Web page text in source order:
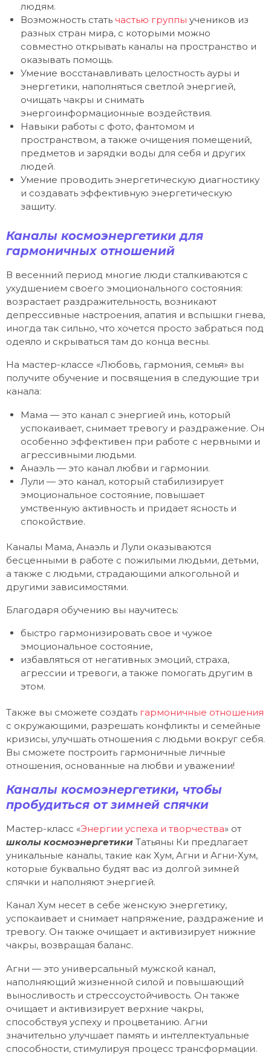
людям.
Возможность статьчастью группы учеников из
разных стран мира, с которыми можно
совместно открывать каналы на пространство и
оказывать помощь.
Умение восстанавливать целостность ауры и
энергетики, наполняться светлой энергией,
очищать чакры и снимать
энергоинформационные воздействия.
Навыки работы с фото, фантомом и
пространством, а также очищения помещений,
предметов и зарядки воды для себя и других
людей.
Умение проводить энергетическую диагностику
и создавать эффективную энергетическую
защиту.
Каналы космоэнергетики для
гармоничных отношений
В весенний период многие люди сталкиваются с
ухудшением своего эмоционального состояния:
возрастает раздражительность, возникают
депрессивные настроения, апатия и вспышки гнева,
иногда так сильно, что хочется просто забраться под
одеяло и скрываться там до конца весны.
На мастер-классе «Любовь, гармония, семья» вы
получите обучение и посвящения в следующие три
канала:
Мама — это канал с энергией инь, который
успокаивает, снимает тревогу и раздражение. Он
особенно эффективен при работе с нервными и
агрессивными людьми.
Анаэль — это канал любви и гармонии.
Лули — это канал, который стабилизирует
эмоциональное состояние, повышает
умственную активность и придает ясность и
спокойствие.
Каналы Мама, Анаэль и Лули оказываются
бесценными в работе с пожилыми людьми, детьми,
а также с людьми, страдающими алкогольной и
другими зависимостями.
Благодаря обучению вы научитесь:
быстро гармонизировать свое и чужое
эмоциональное состояние,
избавляться от негативных эмоций, страха,
агрессии и тревоги, а также помогать другим в
этом.
Также вы сможете создать гармоничные отношения
с окружающими, разрешать конфликты и семейные
кризисы, улучшать отношения с людьми вокруг себя.
Вы сможете построить гармоничные личные
отношения, основанные на любви и уважении!
Каналы космоэнергетики, чтобы
пробудиться от зимней спячки
Мастер-класс «Энергии успеха и творчества» от
школы космоэнергетики Татьяны Ки предлагает
уникальные каналы, такие как Хум, Агни и Агни-Хум,
которые буквально будят вас из долгой зимней
спячки и наполняют энергией.
Канал Хум несет в себе женскую энергетику,
успокаивает и снимает напряжение, раздражение и
тревогу. Он также очищает и активизирует нижние
чакры, возвращая баланс.
Агни — это универсальный мужской канал,
наполняющий жизненной силой и повышающий
выносливость и стрессоустойчивость. Он также
очищает и активизирует верхние чакры,
способствуя успеху и процветанию. Агни
значительно улучшает память и интеллектуальные
способности, стимулируя процесс трансформации.